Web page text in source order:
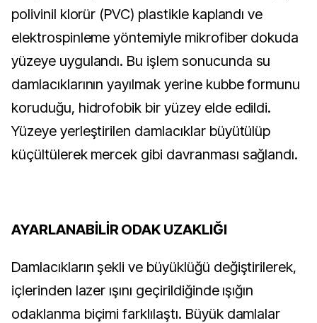
polivinil klorür (PVC) plastikle kaplandı ve
elektrospinleme yöntemiyle mikrofiber dokuda
yüzeye uygulandı. Bu işlem sonucunda su
damlacıklarının yayılmak yerine kubbe formunu
koruduğu, hidrofobik bir yüzey elde edildi.
Yüzeye yerleştirilen damlacıklar büyütülüp
küçültülerek mercek gibi davranması sağlandı.
AYARLANABİLİR ODAK UZAKLIĞI
Damlacıkların şekli ve büyüklüğü değiştirilerek,
içlerinden lazer ışını geçirildiğinde ışığın
odaklanma biçimi farklılaştı. Büyük damlalar